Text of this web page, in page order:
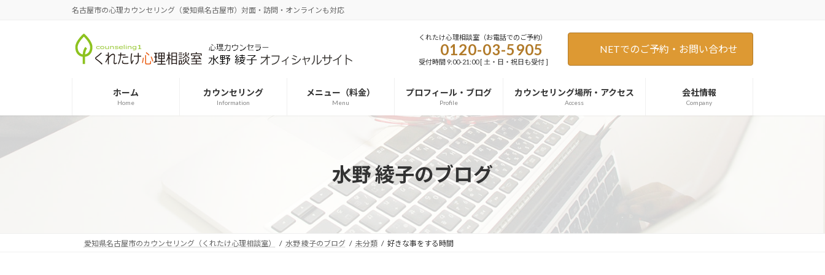
名古屋市の心理カウンセリング（愛知県名古屋市）対面・訪問・オンラインも対応
くれたけ心理相談室（お電話でのご予約）
0120-03-5905
受付時間 9:00-21:00 [ 土・日・祝日も受付 ]
NETでのご予約・お問い合わせ
ホーム
Home
カウンセリング
Information
メニュー（料金）
Menu
プロフィール・ブログ
Profile
カウンセリング場所・アクセス
Access
会社情報
Company
水野 綾子のブログ
愛知県名古屋市のカウンセリング（くれたけ心理相談室） 水野 綾子のブログ 未分類 好きな事をする時間